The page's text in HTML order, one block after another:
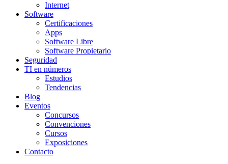
Internet
Software
Certificaciones
Apps
Software Libre
Software Propietario
Seguridad
TI en números
Estudios
Tendencias
Blog
Eventos
Concursos
Convenciones
Cursos
Exposiciones
Contacto